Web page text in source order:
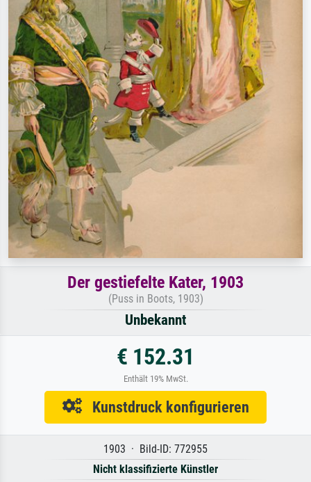
Der gestiefelte Kater, 1903
(Puss in Boots, 1903)
Unbekannt
€ 152.31
Enthält 19% MwSt.
Kunstdruck konfigurieren
1903 · Bild-ID: 772955
Nicht klassifizierte Künstler